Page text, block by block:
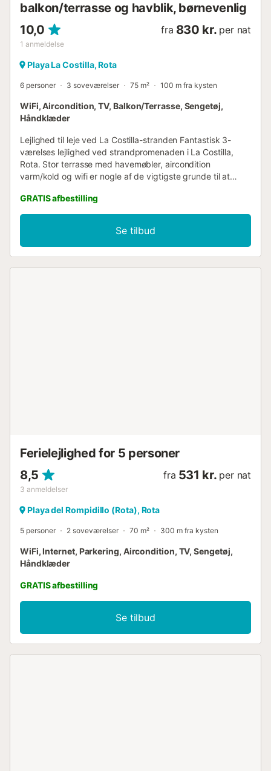
balkon/terrasse og havblik, børnevenlig
10,0
1 anmeldelse
fra 830 kr. per nat
Playa La Costilla, Rota
6 personer 3 soveværelser 75 m² 100 m fra kysten
WiFi, Aircondition, TV, Balkon/Terrasse, Sengetøj,
Håndklæder
Lejlighed til leje ved La Costilla-stranden Fantastisk 3-
værelses lejlighed ved strandpromenaden i La Costilla,
Rota. Stor terrasse med havemøbler, aircondition
varm/kold og wifi er nogle af de vigtigste grunde til at
elevator. Boligen ligger 20 minutter fra stranden, lige i
centrum, men i et roligt område, perfekt til afslapning.
Indretning Lejligheden til leje i La Costilla er indrettet med
moderne møbler og lyse farver, hvilket giver en meget
behagelig fornemmelse sammen med mængden af lys, der
GRATIS afbestilling
Se tilbud
Ferielejlighed for 5 personer
8,5
3 anmeldelser
fra 531 kr. per nat
Playa del Rompidillo (Rota), Rota
5 personer 2 soveværelser 70 m² 300 m fra kysten
WiFi, Internet, Parkering, Aircondition, TV, Sengetøj,
Håndklæder
GRATIS afbestilling
Se tilbud